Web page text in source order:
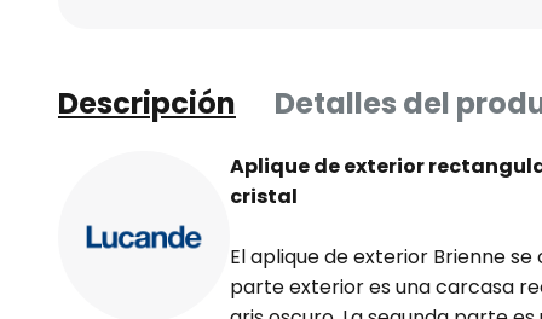
Descripción Detalles del
Aplique de exterior
cristal
El aplique de exterior Brienne
parte exterior es una carcasa